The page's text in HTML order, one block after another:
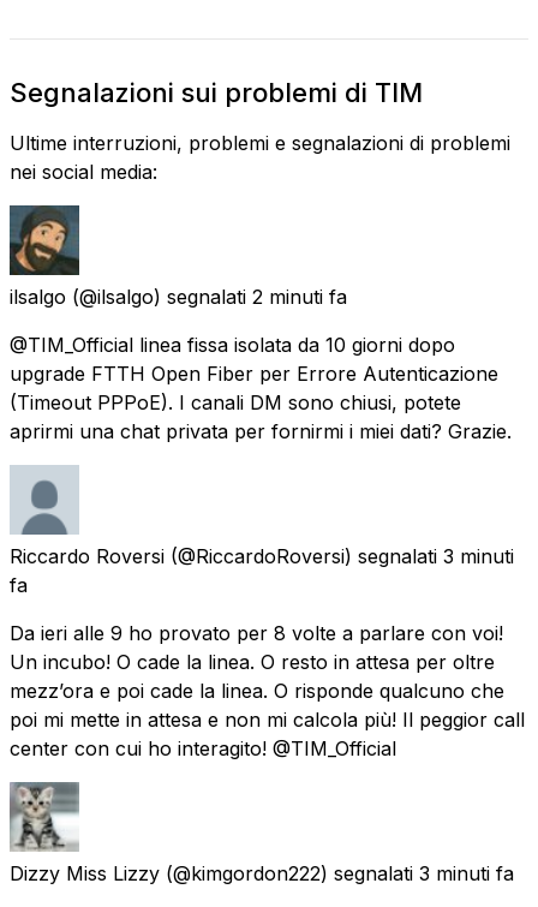
Segnalazioni sui problemi di TIM
Ultime interruzioni, problemi e segnalazioni di problemi
nei social media:
ilsalgo (@ilsalgo) segnalati 2 minuti fa
@TIM_Official linea fissa isolata da 10 giorni dopo
upgrade FTTH Open Fiber per Errore Autenticazione
(Timeout PPPoE). I canali DM sono chiusi, potete
aprirmi una chat privata per fornirmi i miei dati? Grazie.
Riccardo Roversi (@RiccardoRoversi) segnalati 3 minuti
fa
Da ieri alle 9 ho provato per 8 volte a parlare con voi!
Un incubo! O cade la linea. O resto in attesa per oltre
mezz’ora e poi cade la linea. O risponde qualcuno che
poi mi mette in attesa e non mi calcola più! Il peggior call
center con cui ho interagito! @TIM_Official
Dizzy Miss Lizzy (@kimgordon222) segnalati 3 minuti fa